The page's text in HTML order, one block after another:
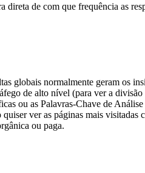
de com que frequência as
globais normalmente geram os
de alto nível (para ver a
ou as Palavras-Chave de
ver as páginas mais visitadas
ou paga.